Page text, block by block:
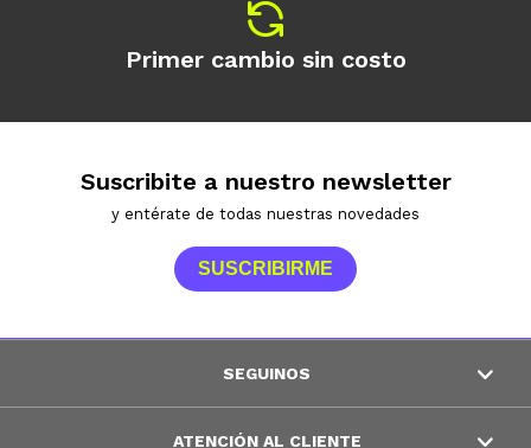
Primer cambio sin costo
Suscribite a nuestro newsletter
y entérate de todas nuestras novedades
SUSCRIBIRME
SEGUINOS
ATENCIÓN AL CLIENTE